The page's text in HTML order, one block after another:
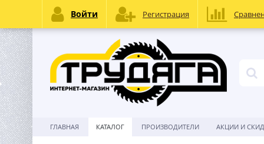
ГЛАВНАЯ КАТАЛОГ ПРОИЗВОДИТЕЛИ АКЦИИ И
Войти Регистрация